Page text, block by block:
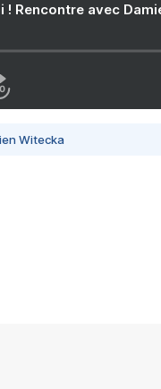
Rencontre avec
Witecka